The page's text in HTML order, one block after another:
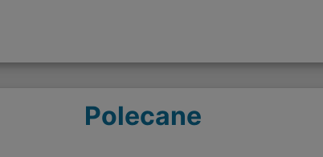
Polecane